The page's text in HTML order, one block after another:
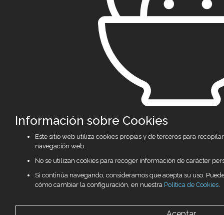
Información sobre Cookies
Este sitio web utiliza cookies propias y de terceros para
navegación web.
No se utilizan cookies para recoger información de carácter
Si continúa navegando, consideramos que acepta su uso.
cómo cambiar la configuración, en nuestra Política de Cookies.